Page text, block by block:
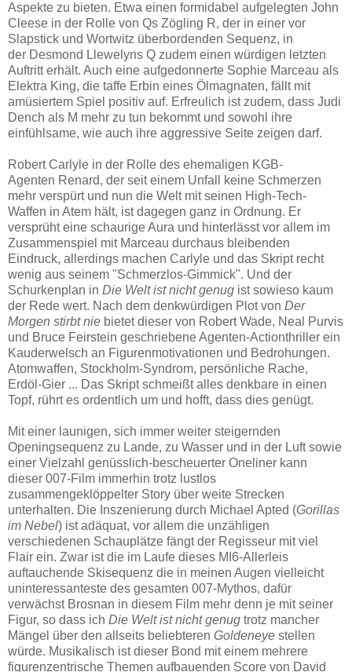
Aspekte zu bieten. Etwa einen formidabel aufgelegten John
Cleese in der Rolle von Qs Zögling R, der in einer vor
Slapstick und Wortwitz überbordenden Sequenz, in
der Desmond Llewelyns Q zudem einen würdigen letzten
Auftritt erhält. Auch eine aufgedonnerte Sophie Marceau als
Elektra King, die taffe Erbin eines Ölmagnaten, fällt mit
amüsiertem Spiel positiv auf. Erfreulich ist zudem, dass Judi
Dench als M mehr zu tun bekommt und sowohl ihre
einfühlsame, wie auch ihre aggressive Seite zeigen darf.
Robert Carlyle in der Rolle des ehemaligen KGB-
Agenten Renard, der seit einem Unfall keine Schmerzen
mehr verspürt und nun die Welt mit seinen High-Tech-
Waffen in Atem hält, ist dagegen ganz in Ordnung. Er
versprüht eine schaurige Aura und hinterlässt vor allem im
Zusammenspiel mit Marceau durchaus bleibenden
Eindruck, allerdings machen Carlyle und das Skript recht
wenig aus seinem "Schmerzlos-Gimmick". Und der
Schurkenplan in Die Welt ist nicht genug ist sowieso kaum
der Rede wert. Nach dem denkwürdigen Plot von Der
Morgen stirbt nie bietet dieser von Robert Wade, Neal Purvis
und Bruce Feirstein geschriebene Agenten-Actionthriller ein
Kauderwelsch an Figurenmotivationen und Bedrohungen.
Atomwaffen, Stockholm-Syndrom, persönliche Rache,
Erdöl-Gier ... Das Skript schmeißt alles denkbare in einen
Topf, rührt es ordentlich um und hofft, dass dies genügt.
Mit einer launigen, sich immer weiter steigernden
Openingsequenz zu Lande, zu Wasser und in der Luft sowie
einer Vielzahl genüsslich-bescheuerter Oneliner kann
dieser 007-Film immerhin trotz lustlos
zusammengeklöppelter Story über weite Strecken
unterhalten. Die Inszenierung durch Michael Apted (Gorillas
im Nebel) ist adäquat, vor allem die unzähligen
verschiedenen Schauplätze fängt der Regisseur mit viel
Flair ein. Zwar ist die im Laufe dieses MI6-Allerleis
auftauchende Skisequenz die in meinen Augen vielleicht
uninteressanteste des gesamten 007-Mythos, dafür
verwächst Brosnan in diesem Film mehr denn je mit seiner
Figur, so dass ich Die Welt ist nicht genug trotz mancher
Mängel über den allseits beliebteren Goldeneye stellen
würde. Musikalisch ist dieser Bond mit einem mehrere
figurenzentrische Themen aufbauenden Score von David